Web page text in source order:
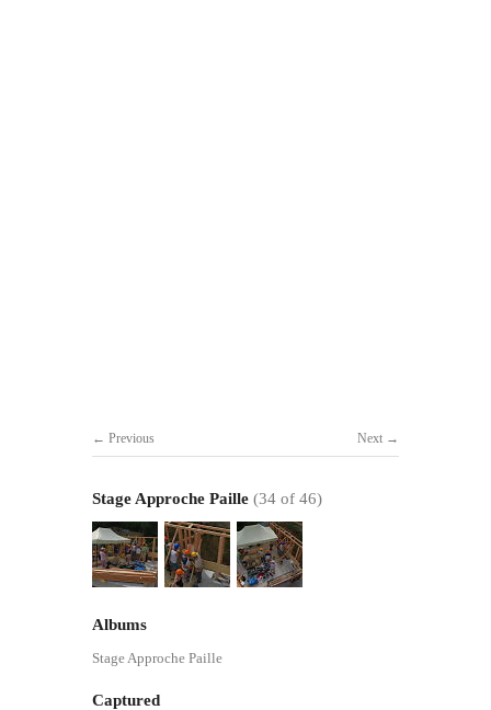
Next
Previous
Stage Approche Paille (34 of 46)
Albums
Stage Approche Paille
Captured